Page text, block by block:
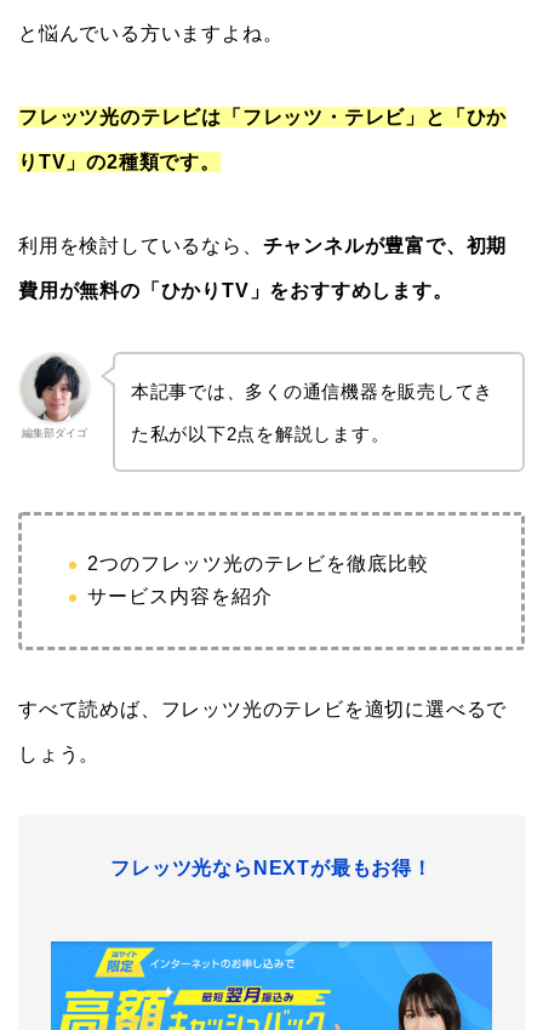
と悩んでいる方いますよね。
フレッツ光のテレビは「フレッツ・テレビ」と「ひか
りTV」の2種類です。
利用を検討しているなら、 チャンネルが豊富で、初期
費用が無料の「ひかりTV」をおすすめします。
編集部ダイゴ
本記事では、多くの通信機器を販売してき
た私が以下2点を解説します。
2つのフレッツ光のテレビを徹底比較
サービス内容を紹介
すべて読めば、フレッツ光のテレビを適切に選べるで
しょう。
フレッツ光ならNEXTが最もお得！